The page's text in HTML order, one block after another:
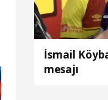
İsmail
mesajı